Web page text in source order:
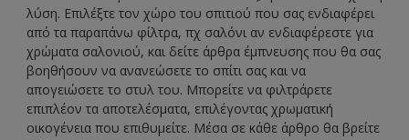
λύση. Επιλέξτε τον χώρο του σπιτιού που σας ενδιαφέρει
από τα παραπάνω φίλτρα, πχ σαλόνι αν ενδιαφέρεστε για
χρώματα σαλονιού, και δείτε άρθρα έμπνευσης που θα σας
βοηθήσουν να ανανεώσετε το σπίτι σας και να
απογειώσετε το στυλ του. Μπορείτε να φιλτράρετε
επιπλέον τα αποτελέσματα, επιλέγοντας χρωματική
οικογένεια που επιθυμείτε. Μέσα σε κάθε άρθρο θα βρείτε